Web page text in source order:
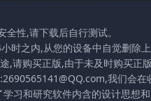
性,请下载后自行测试。
时之内,从您的设备中自觉删除上
请购买正版,由于未及时购买正
我们会在
习和研究软件内含的设计思想